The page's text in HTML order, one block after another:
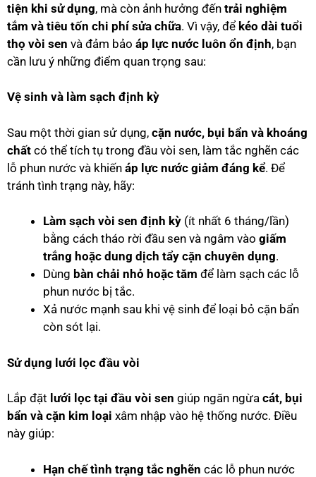
tiện khi sử dụng, mà còn ảnh hưởng đến trải nghiệm
tắm và tiêu tốn chi phí sửa chữa. Vì vậy, để kéo dài tuổi
thọ vòi sen và đảm bảo áp lực nước luôn ổn định, bạn
cần lưu ý những điểm quan trọng sau:
Vệ sinh và làm sạch định kỳ
Sau một thời gian sử dụng, cặn nước, bụi bẩn và khoáng
chất có thể tích tụ trong đầu vòi sen, làm tắc nghẽn các
lỗ phun nước và khiến áp lực nước giảm đáng kể. Để
tránh tình trạng này, hãy:
Làm sạch vòi sen định kỳ (ít nhất 6 tháng/lần)
bằng cách tháo rời đầu sen và ngâm vào giấm
trắng hoặc dung dịch tẩy cặn chuyên dụng.
Dùng bàn chải nhỏ hoặc tăm để làm sạch các lỗ
phun nước bị tắc.
Xả nước mạnh sau khi vệ sinh để loại bỏ cặn bẩn
còn sót lại.
Sử dụng lưới lọc đầu vòi
Lắp đặt lưới lọc tại đầu vòi sen giúp ngăn ngừa cát, bụi
bẩn và cặn kim loại xâm nhập vào hệ thống nước. Điều
này giúp:
Hạn chế tình trạng tắc nghẽn các lỗ phun nước